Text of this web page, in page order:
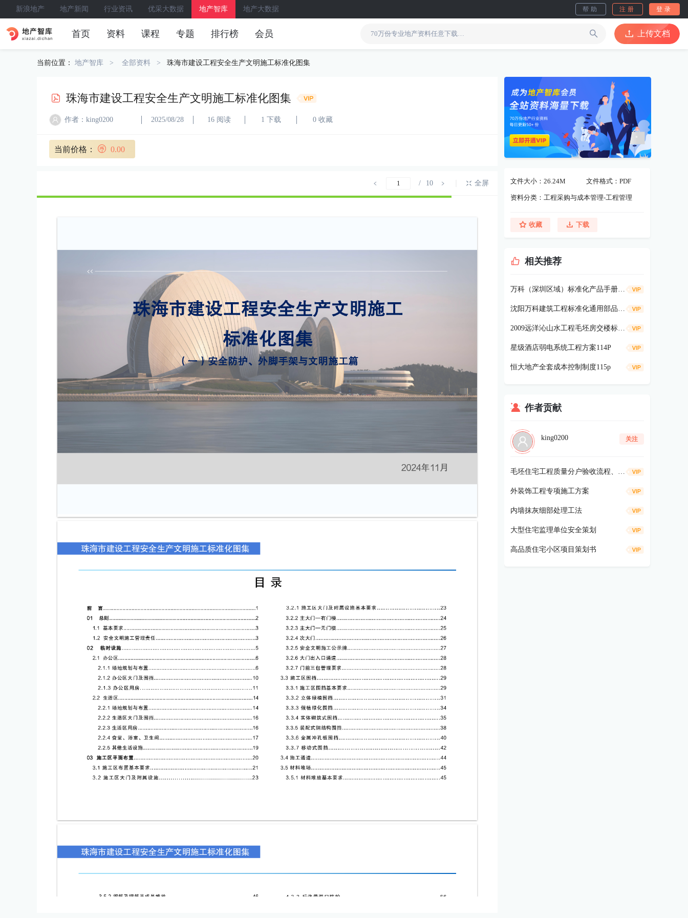
新浪地产 地产新闻 行业资讯 优采大数据 地产智库 地产大数据 帮助 注册 登录
首页 资料 课程 专题 排行榜 会员 上传文档
当前位置： 地产智库 全部资料 珠海市建设工程安全生产文明施工标准化图集
珠海市建设工程安全生产文明施工标准化图集
作者：king0200 2025/08/28 16 阅读 1 下载 0 收藏
当前价格： 0.00
/ 10 全屏 文件大小：26.24M 文件格式：PDF
资料分类：工程采购与成本管理-工程管理
收藏 下载
相关推荐
万科（深圳区域）标准化产品手册-景观篇127P
沈阳万科建筑工程标准化通用部品库（第一版）
2009远洋沁山水工程毛坯房交楼标准47p
星级酒店弱电系统工程方案114P
恒大地产全套成本控制制度115p
作者贡献
king0200 关注
毛坯住宅工程质量分户验收流程、仪器工具及方法要求
外装饰工程专项施工方案
内墙抹灰细部处理工法
大型住宅监理单位安全策划
高品质住宅小区项目策划书